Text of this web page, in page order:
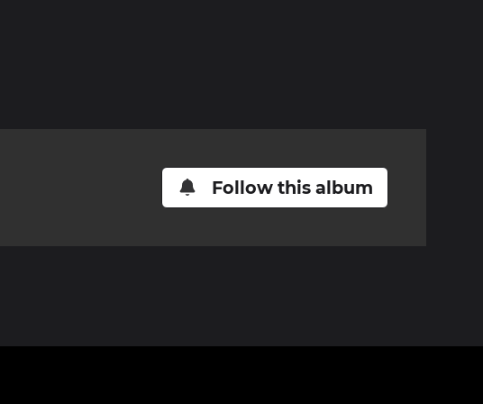
Follow this album